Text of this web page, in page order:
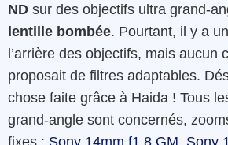
ND sur des objectifs ultra grand-
lentille bombée. Pourtant, il y a
l’arrière des objectifs, mais aucun
proposait de filtres adaptables.
chose faite grâce à Haida ! Tous
grand-angle sont concernés,
fixes : Sony 14mm f1.8 GM, Sony